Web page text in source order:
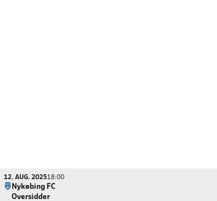
12. AUG. 202518:00
Nykøbing FC
Oversidder